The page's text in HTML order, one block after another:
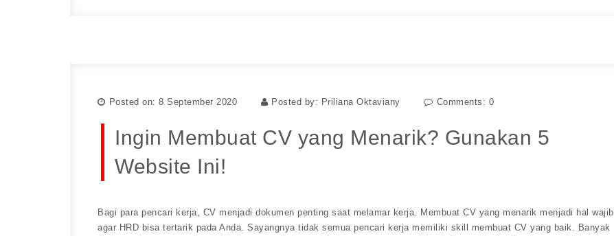
Posted on: 8 September 2020 Posted by: Priliana Oktaviany Comments: 0
Ingin Membuat CV yang Menarik? Gunakan 5
Website Ini!
Bagi para pencari kerja, CV menjadi dokumen penting saat melamar kerja. Membuat CV yang menarik menjadi hal wajib
agar HRD bisa tertarik pada Anda. Sayangnya tidak semua pencari kerja memiliki skill membuat CV yang baik. Banyak